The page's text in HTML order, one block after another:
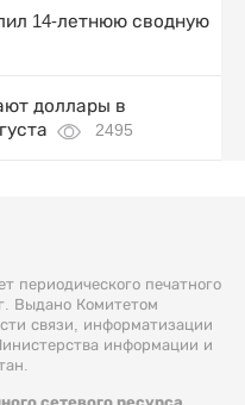
14-летнюю сводную
доллары в
2495
периодического печатного
Выдано Комитетом
связи, информатизации
информации и